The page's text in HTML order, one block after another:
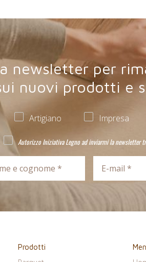
newsletter per
nuovi prodotti e
Artigiano Impresa
Autorizzo Iniziativa Legno ad inviarmi la newsletter
Prodotti